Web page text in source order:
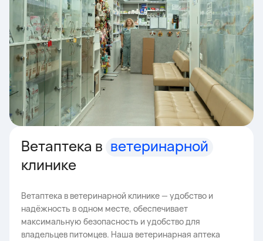
Ветаптека в ветеринарной
клинике
Ветаптека в ветеринарной клинике — удобство и
надёжность в одном месте, обеспечивает
максимальную безопасность и удобство для
владельцев питомцев. Наша ветеринарная аптека